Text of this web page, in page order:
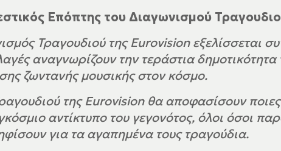
Επόπτης του Διαγωνισμού
Τραγουδιού της Eurovision εξελίσσεται
αναγνωρίζουν την τεράστια
ζωντανής μουσικής στον κόσμο.
της Eurovision θα αποφασίσουν
αντίκτυπο του γεγονότος, όλοι όσοι
για τα αγαπημένα τους τραγούδια.